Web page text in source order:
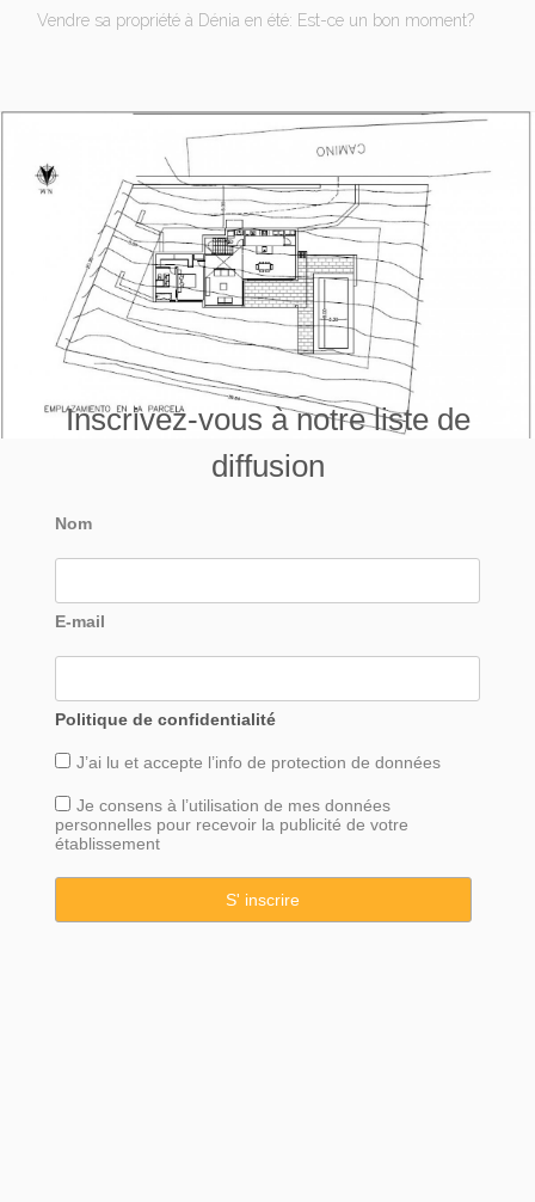
Vendre sa propriété à Dénia en été: Est-ce un bon moment?
Inscrivez-vous à notre liste de
diffusion
Nom
E-mail
Politique de confidentialité
J’ai lu et accepte l’info de protection de données
Je consens à l’utilisation de mes données
personnelles pour recevoir la publicité de votre
établissement